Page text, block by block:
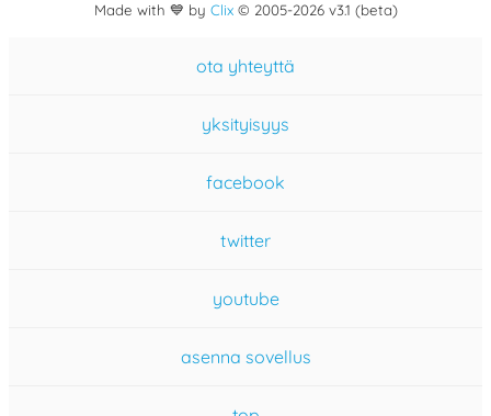
Made with 💙 by Clix© 2005-2026 v3.1 (beta)
ota yhteyttä
yksityisyys
facebook
twitter
youtube
asenna sovellus